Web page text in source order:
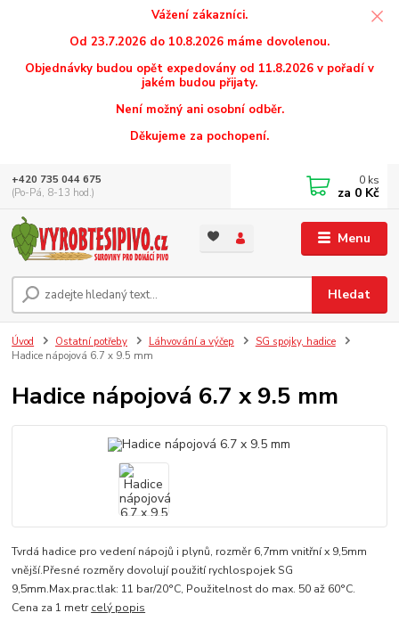
Vážení zákazníci.
Od 23.7.2026 do 10.8.2026 máme dovolenou.
Objednávky budou opět expedovány od 11.8.2026 v pořadí v
jakém budou přijaty.
Není možný ani osobní odběr.
Děkujeme za pochopení.
Menu
Hledat
+420 735 044 675
(Po-Pá, 8-13 hod.)
0 ks
za 0 Kč
Úvod Ostatní potřeby Láhvování a výčep
SG spojky, hadice
Hadice nápojová 6.7 x 9.5 mm
Hadice nápojová 6.7 x 9.5 mm
Tvrdá hadice pro vedení nápojů i plynů, rozměr 6,7mm vnitřní x 9,5mm
vnější.Přesné rozměry dovolují použití rychlospojek SG
9,5mm.Max.prac.tlak: 11 bar/20°C, Použitelnost do max. 50 až 60°C.
Cena za 1 metrcelý popis